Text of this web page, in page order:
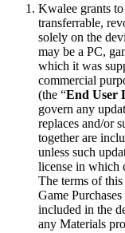
Kwalee grants
transferrable,
solely on the
may be a PC,
which it was
commercial
(the “End User
govern any
replaces and/or
together are
unless such
license in which
The terms of
Game
included in the
any Materials